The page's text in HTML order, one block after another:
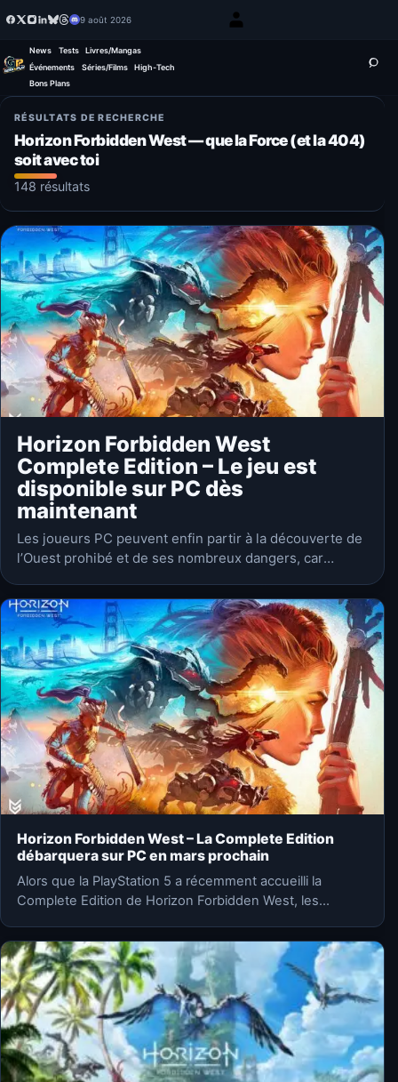
9 août 2026
News Tests
Livres/Mangas
Événements
Séries/Films
High-Tech
Bons Plans
RÉSULTATS DE RECHERCHE
Horizon Forbidden West — que la Force (et la 404)
soit avec toi
148 résultats
Horizon Forbidden West
Complete Edition – Le jeu est
disponible sur PC dès
maintenant
Les joueurs PC peuvent enfin partir à la découverte de
l’Ouest prohibé et de ses nombreux dangers, car
disponible dès maintenant sur Steam et…
Horizon Forbidden West – La Complete Edition
débarquera sur PC en mars prochain
Alors que la PlayStation 5 a récemment accueilli la
Complete Edition de Horizon Forbidden West, les